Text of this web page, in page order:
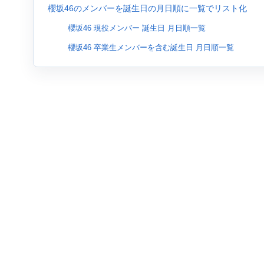
櫻坂46のメンバーを誕生日の月日順に一覧でリスト化
櫻坂46 現役メンバー 誕生日 月日順一覧
櫻坂46 卒業生メンバーを含む誕生日 月日順一覧